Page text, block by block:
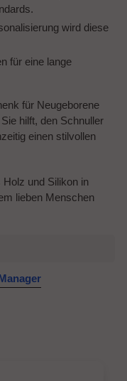
wird diese
für eine lange
für Neugeborene
hilft, den Schnuller
einen stilvollen
Holz und Silikon in
lieben Menschen